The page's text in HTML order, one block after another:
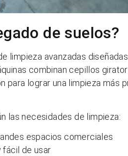
de suelos?
limpieza avanzadas
combinan cepillos
lograr una limpieza más
las necesidades de limpieza:
espacios comerciales
de usar